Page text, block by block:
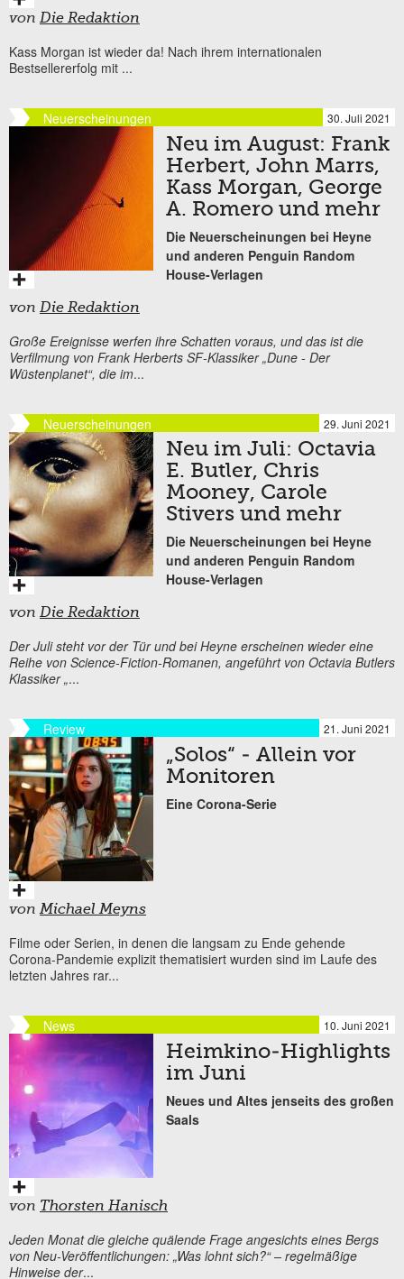
von Die Redaktion
Kass Morgan ist wieder da! Nach ihrem internationalen
Bestsellererfolg mit ...
Neuerscheinungen 30. Juli 2021
Neu im August: Frank
Herbert, John Marrs,
Kass Morgan, George
A. Romero und mehr
Die Neuerscheinungen bei Heyne
und anderen Penguin Random
House-Verlagen
von Die Redaktion
Große Ereignisse werfen ihre Schatten voraus, und das ist die
Verfilmung von Frank Herberts SF-Klassiker „Dune - Der
Wüstenplanet“, die im...
Neuerscheinungen 29. Juni 2021
Neu im Juli: Octavia
E. Butler, Chris
Mooney, Carole
Stivers und mehr
Die Neuerscheinungen bei Heyne
und anderen Penguin Random
House-Verlagen
von Die Redaktion
Der Juli steht vor der Tür und bei Heyne erscheinen wieder eine
Reihe von Science-Fiction-Romanen, angeführt von Octavia Butlers
Klassiker „...
Review 21. Juni 2021
„Solos“ - Allein vor
Monitoren
Eine Corona-Serie
vonMichael Meyns
Filme oder Serien, in denen die langsam zu Ende gehende
Corona-Pandemie explizit thematisiert wurden sind im Laufe des
letzten Jahres rar...
News 10. Juni 2021
Heimkino-Highlights
im Juni
Neues und Altes jenseits des großen
Saals
von Thorsten Hanisch
Jeden Monat die gleiche quälende Frage angesichts eines Bergs
von Neu-Veröffentlichungen: „Was lohnt sich?“ – regelmäßige
Hinweise der...